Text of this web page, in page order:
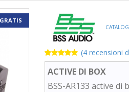
Valutato
5.00su 5
su base di
4
recensioni
(4recensioni
ACTIVE DI BOX
BSS-AR133 active di